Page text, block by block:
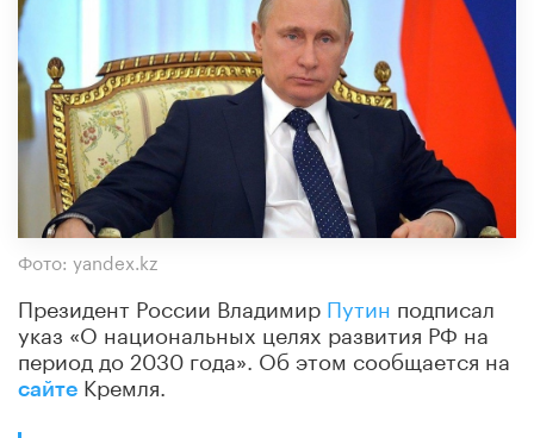
Фото: yandex.kz
Президент России Владимир Путин подписал
указ «О национальных целях развития РФ на
период до 2030 года». Об этом сообщается на
сайтеКремля.